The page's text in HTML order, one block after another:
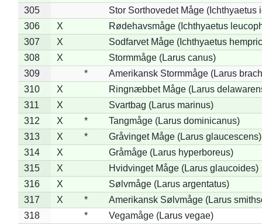
305
Stor Sorthovedet Måge (Ichthyaetus
306
X
Rødehavsmåge (Ichthyaetus
307
X
Sodfarvet Måge (Ichthyaetus
308
X
Stormmåge (Larus canus)
309
*
Amerikansk Stormmåge (Larus
310
X
Ringnæbbet Måge (Larus
311
X
Svartbag (Larus marinus)
312
X *
Tangmåge (Larus dominicanus)
313
X *
Gråvinget Måge (Larus glaucescens)
314
X
Gråmåge (Larus hyperboreus)
315
X
Hvidvinget Måge (Larus glaucoides)
316
X
Sølvmåge (Larus argentatus)
317
X *
Amerikansk Sølvmåge (Larus
318
*
Vegamåge (Larus vegae)